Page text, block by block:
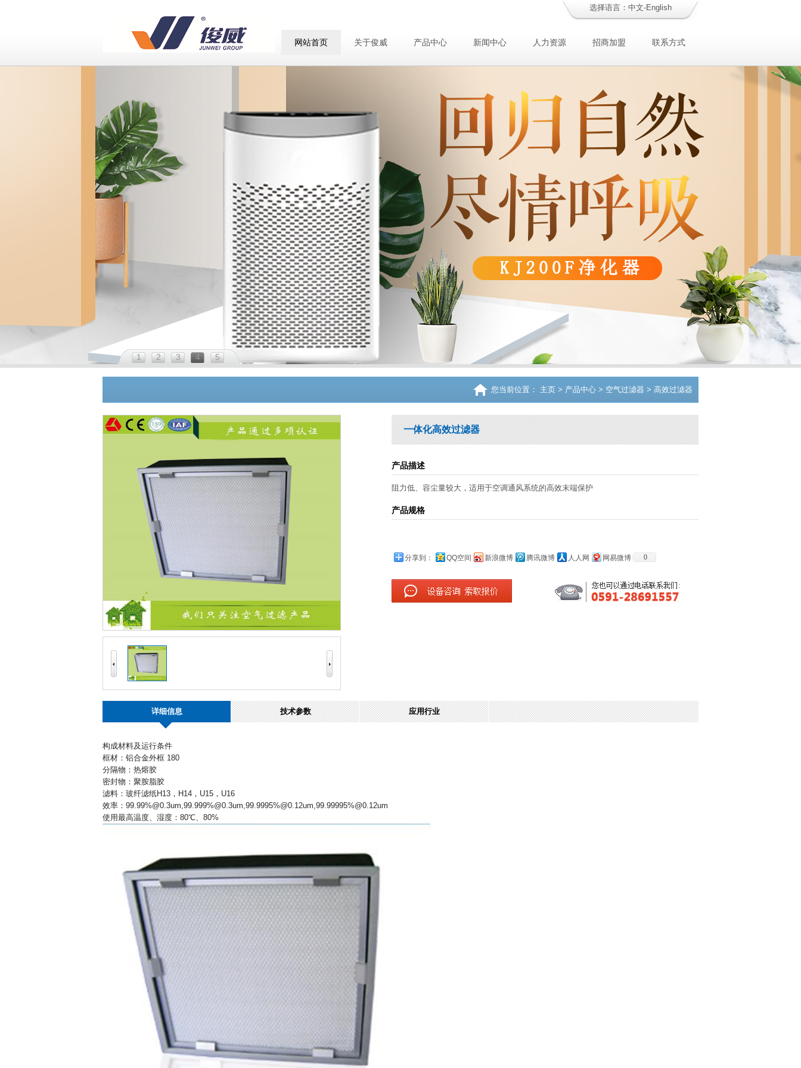
选择语言： 中文-English
网站首页 关于俊威 产品中心 新闻中心 人力资源 招商加盟 联系方式
1 2 3 4 5
您当前位置： 主页 > 产品中心 > 空气过滤器 > 高效过滤器
一体化高效过滤器
产品描述
阻力低、容尘量较大，适用于空调通风系统的高效末端保护
产品规格
分享到： QQ空间 新浪微博 腾讯微博 人人网 网易微博 0
详细信息 技术参数 应用行业
构成材料及运行条件
框材：铝合金外框 180
分隔物：热熔胶
密封物：聚胺脂胶
滤料：玻纤滤纸H13，H14，U15，U16
效率： 99.99%@0.3um,99.999%@0.3um,99.9995%@0.12um,99.99995%@0.12um
使用最高温度、湿度：80℃、80%